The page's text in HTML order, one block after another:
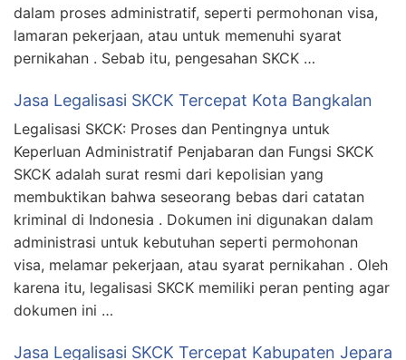
dalam proses administratif, seperti permohonan visa,
lamaran pekerjaan, atau untuk memenuhi syarat
pernikahan . Sebab itu, pengesahan SKCK …
Jasa Legalisasi SKCK Tercepat Kota Bangkalan
Legalisasi SKCK: Proses dan Pentingnya untuk
Keperluan Administratif Penjabaran dan Fungsi SKCK
SKCK adalah surat resmi dari kepolisian yang
membuktikan bahwa seseorang bebas dari catatan
kriminal di Indonesia . Dokumen ini digunakan dalam
administrasi untuk kebutuhan seperti permohonan
visa, melamar pekerjaan, atau syarat pernikahan . Oleh
karena itu, legalisasi SKCK memiliki peran penting agar
dokumen ini …
Jasa Legalisasi SKCK Tercepat Kabupaten Jepara